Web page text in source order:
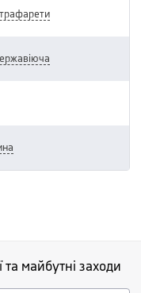
майбутні заходи